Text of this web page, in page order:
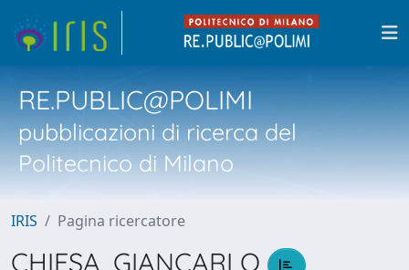
RE.PUBLIC@POLIMI
pubblicazioni di ricerca del
Politecnico di Milano
IRIS Pagina ricercatore
CHIESA, GIANCARLO